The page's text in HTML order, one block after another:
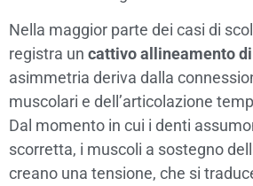
Nella maggior parte dei casi di
registra un cattivo allineamento
asimmetria deriva dalla
muscolari e dell’articolazione
Dal momento in cui i denti
scorretta, i muscoli a sostegno
creano una tensione, che si